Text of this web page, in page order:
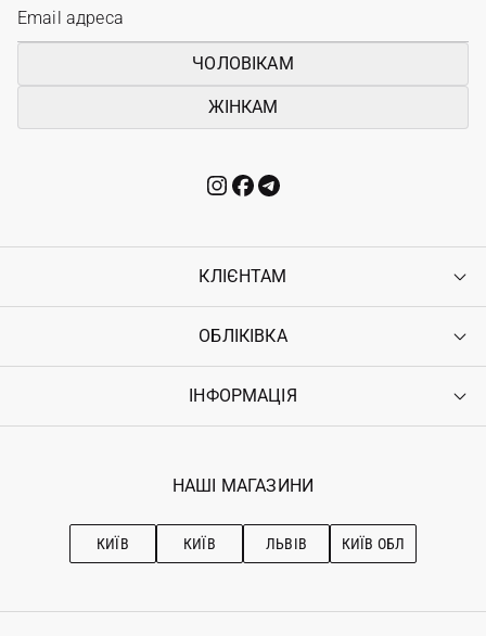
ЧОЛОВІКАМ
ЖІНКАМ
КЛІЄНТАМ
Контакти
Повернення
Гарантія
ОБЛІКІВКА
Увійти
Ostriv Club+
ІНФОРМАЦІЯ
Наші магазини
Рекомендації з догляду
НАШІ МАГАЗИНИ
КИЇВ КИЇВ ЛЬВІВ КИЇВ ОБЛ